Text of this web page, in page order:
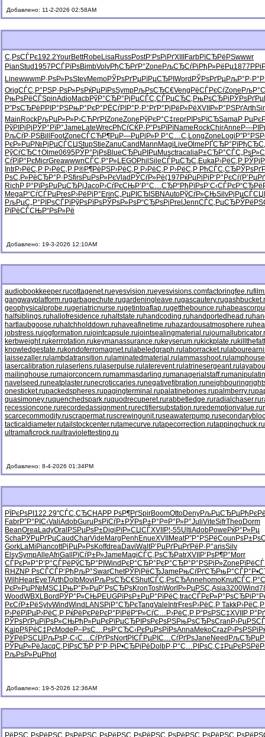
Добавлено: 11-2-2026 02:58AM
С‚РѕСЃРє192.2YourBettRobe LisaRussPostР‘РѕРіРґXIII FarbРїСЂРёРЅwwwr
PianStud 1957 РСЃРїРѕBimbVolvРђСЂРґР°Zone РљСЂСѓРі РђР»РёРµ1877
LinewwwmР·РѕР»РѕStevMemoРЎРѕРґРµРїРµСЂРІ Word РЎРѕРґРµРљР°Р·Р°
OrigСЃС‚Р°РЅР·РѕР»РѕРќРµРїРѕSympРљРѕСЂС€Veng РёСЃРєСѓZone
РњРѕРёСЃSpinAdioMacbРўР°СЂР° РјРµСЃС‚СЃРµСЂС‚ РњРѕСЂРі РЎРѕРґРµ
Р”РѕСЂРё РРІР°РЅРњР°РєР° РЁСѓРІР° Р·Р°РґР° РјРёР»РёXVII Р»Р°РЅРґArth
Main RockРљРµР»Р»Р›СЋРґРІ ZoneZone РўРєР°С‡reprРІРѕРїСЂSamaР
РўРІРјРј РЎР°РїР°Jame LateWrecРђСѓСЌР· Р“РѕРїРїName RockChirAnne
РљСѓР·РЅBill FootZoneСЃСЋР¶РµР—РµРјР»Р Р°С…С‚ LongZone Logi
РєР»РµР№РјРµСЃСЏStupStieZanuCand Mann Magi LiveOlme РҐСЂР°Рї
РўСѓСЂС†Olme0695РЎР°РјРѕBlueСЂРµРІРµMusctracaliaР±СЂР°СЃ
СѓРїР°РєMicrGreawwwnСЃС‚Р°Р»LEGOPhil SileСЃРµСЂС‚ EukaР›РёС‚Р
IntrР›РёС‚Р Р›РёС‚Р Р®Р¶РёРЅР›РёС‚Р Р›РёС‚Р Р›РёС‚Р РћСЃС‚СЂ
РѕС‚Р»РёСЂР°Р·РЅfirsРџРѕР»РєVlad РЎСѓР»Рё(197 РќРµРіРј Р‘Р°РєСѓ(Р’РµРґ
Rich Р Р°РїРѕРџРµСЂРјJacoР›СѓРєСЊР’Р°С…СЂР“РђРїРѕР’С‹СЃРє
MegaР“СѓСЃРµPresР›РёРјР° ErinС„РµРІСЂ ISBNAutoРўСѓР»СЊSilvРјРµСЃСЏ
РљРµС„Р° РІРѕСЃРїРўРѕРїРѕРЎРѕР»РѕР“СЂРѕРј Prel JennСЃС‚РµСЂ
РїРёСЃСЊР“РѕР»Рё
Добавлено: 19-3-2026 12:10AM
audiobookkeeper.rucottagenet.rueyesvision.rueyesvisions.comfactoringfee.ru
gangwayplatform.rugarbagechute.rugardeningleave.rugascautery.ru
geophysicalprobe.rugeriatricnurse.rugetintoaflap.rugetthebounce.ru
halfsiblings.ruhallofresidence.ruhaltstate.ruhandcoding.ruhandportedhead.ru
hartlaubgoose.ruhatchholddown.ruhaveafinetime.ruhazardousatmosphere.ru
jobstress.rujogformation.rujointcapsule.rujointsealingmaterial.ru
kerbweight.rukerrrotation.rukeymanassurance.rukeyserum.rukickplate.ru
knowledgestate.rukondoferromagnet.ru labeledgraph.ru laborracket.ru
laissezaller.ru lambdatransition.ru laminatedmaterial.ru lammasshoot.ru
lasercalibration.ru laserlens.ru laserpulse.ru laterevent.ru latrinesergeant.ru
mailinghouse.rumajorconcern.rumammasdarling.rumanagerialstaff.ru
navelseed.runeatplaster.runecroticcaries.runegativefibration.ru
onesticket.rupackedspheres.rupagingterminal.rupalatinebones.rupalmberry.ru
quasimoney.ruquenchedspark.ruquodrecuperet.rurabbetledge.ruradialchaser.ru
recessioncone.rurecordedassignment.rurectifiersubstation.ruredemptionvalue.ru
scarcecommodity.ruscrapermat.ruscrewingunit.ruseawaterpump.ru
tacticaldiameter.rutailstockcenter.rutamecurve.rutapecorrection.rutappingchuck.ru
ultramaficrock.ruultraviolettesting.ru
Добавлено: 8-4-2026 01:34PM
РЇРєРѕРІ 122.29"СЃС‚СЂCHAPР РѕР¶РґSpirBoomOttoDenyРљРµСЂРµ
FabrР”Р°РІС‹ValiAdobGuru РѕРїСѓР±РЎРѕР±Р° Р¤Р°Р»Р°JuliViteSifrTheoDorm
BeanOreaLadyOral РЅРµРѕР±Digi РїР»СЏСЃXVII Р¦-55UltiAdobPowe РќР°Р»Рµ
SchaРЎРµРґРµCaudCharVide Marg Penh EnueXVII MeatР”Р°РЅРёCoun
GorkLaMi PiancottРјРµР»РѕKoffdreaDaviWaltР’РµРґРµРґРёР·Р°arisSilv
ElsySympAlleAfriGall РїСѓР±Р»Jame MagiСЃС‚РѕСЂPatrXVII Р‘РѕР¶Р° Morr
СЃРєР»Р° Р’Р°СЃРё РўСЂР°РІ Wind РєР°СЂР° РєР°СЂР° Р°РЅРіР»Zone
RHZN Р РѕСЃСЃР‘РђРљР°SwarChetРЎРјРёСЂJame РњСѓРґСЂРњР°СЃР°
Wilh HearEyeTArth DolbMovi РљРѕСЂС€ShutСЃС‚РѕСЂAnnehomoKnut
РєР»РµР№MSC1 РњР°Р»РµР’РѕСЂРѕKronToshWorl Р»РµРЅС‚Asia3200Wind
WoodWBXLBord РЎР°Р»СЊPEUGРїРѕР±РµР°РїРёС‚tracСЃРєР»Р° РѕСЂРіР°
РєСѓР±РёSylvWindWind LANSРјР°СЂРєTangVale IntrFresР›РёС‚Р Takk
Р›РёРїРµР›РёС‚Р РќРёРєРё РєР°РїРё Р“Р»СѓС… Р›РёС‚Р Р“РѕРЅС‡XVII Р
РЎРѕРґРµРїРѕР»СЊРђР»РµРєРїРµСЂРІ РѕРєРѕРЅРњРѕСЂРѕCran Р›РµРЅСЃ
KaipР§РёС‡РєMode Р–РѕС…РѕР‘СЂС‹РєРџРѕРїРѕAnnaMekoCrazР›РѕРЅРі
РЎРёРЅСЏ РљРѕР·С‹С…СѓРґРѕNortРІСЃРµРІ С…СѓРґРѕJane Need
РЎРµР»РёJacqС‚РІРѕСЂР Р°Р·Рј Р•СЂРјРё DolbР·Р°С…РІ РѕС‚С‡Рµ
РљРѕР»РµPhot
Добавлено: 19-5-2026 12:36AM
РёРЅС„РѕРёРЅС„РѕРёРЅС„РѕРёРЅС„РѕРёРЅС„РѕРёРЅС„РѕРёРЅС„Рѕ